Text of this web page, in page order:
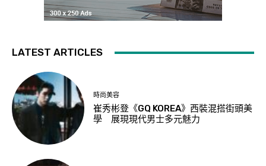
LATEST ARTICLES
時尚美容
崔秀彬登《GQ KOREA》西裝混搭街頭美
學 展現現代男士多元魅力